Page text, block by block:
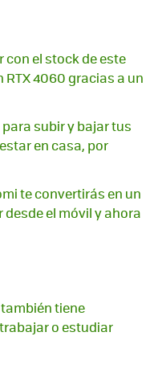
el stock de este
RTX 4060 gracias a un
subir y bajar tus
en casa, por
te convertirás en un
el móvil y ahora
tiene
o estudiar